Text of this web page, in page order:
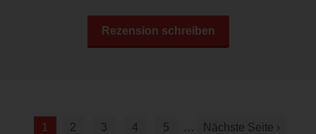
Rezension schreiben
1 2 3 4 5 … Nächste Seite ›